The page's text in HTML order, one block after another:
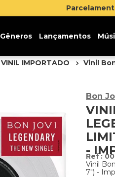
Gêneros Lançamentos
VINIL IMPORTADO Vinil
Bon
-
:
Vinil
7") -